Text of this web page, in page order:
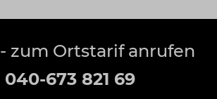
- zum Ortstarif anrufen
040-673 821 69